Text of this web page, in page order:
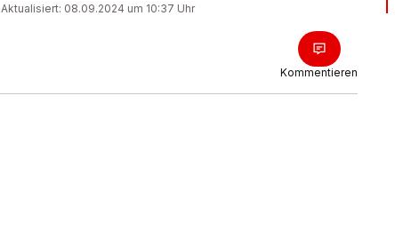
Aktualisiert: 08.09.2024 um 10:37 Uhr
Kommentieren